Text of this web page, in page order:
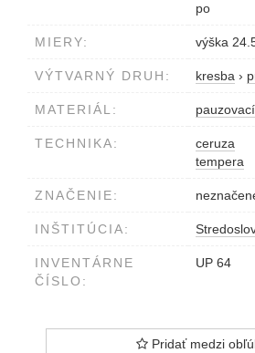
po
MIERY: výška
VÝTVARNÝ DRUH: kresba ›
MATERIÁL:
TECHNIKA:
ceruza
tempera
ZNAČENIE:
INŠTITÚCIA:
INVENTÁRNE
ČÍSLO:
UP 64
Pridať medzi